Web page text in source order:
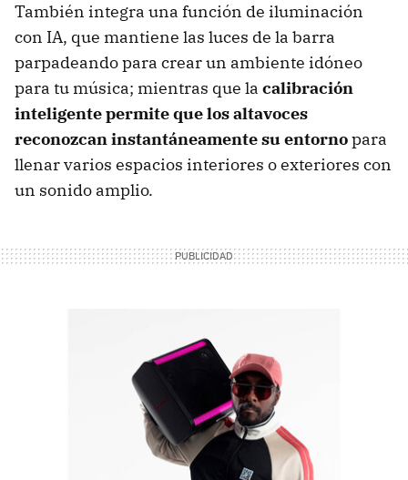
También integra una función de iluminación
con IA, que mantiene las luces de la barra
parpadeando para crear un ambiente idóneo
para tu música; mientras que la calibración
inteligente permite que los altavoces
reconozcan instantáneamente su entornopara
llenar varios espacios interiores o exteriores con
un sonido amplio.